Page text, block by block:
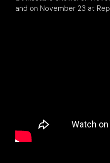
and on November 23 at